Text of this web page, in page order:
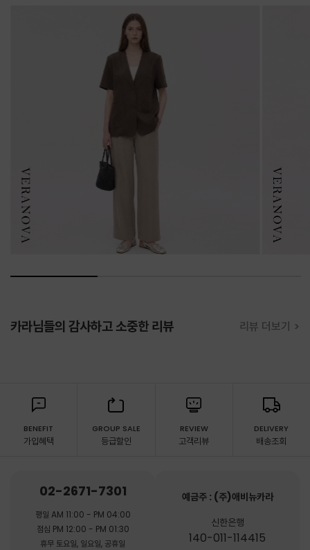
카라님들의 감사하고 소중한 리뷰 리뷰 더보기 >
BENEFIT
가입혜택
GROUP SALE
등급할인
REVIEW
고객리뷰
DELIVERY
배송조회
02-2671-7301
평일 AM 11:00 - PM 04:00
점심 PM 12:00 - PM 01:30
휴무 토요일, 일요일, 공휴일
예금주 : (주)애비뉴카라
신한은행
140-011-114415